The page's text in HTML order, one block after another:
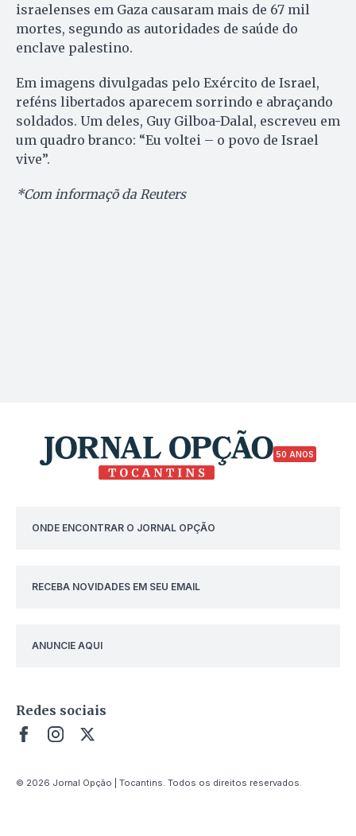
israelenses em Gaza causaram mais de 67 mil
mortes, segundo as autoridades de saúde do
enclave palestino.
Em imagens divulgadas pelo Exército de Israel,
reféns libertados aparecem sorrindo e abraçando
soldados. Um deles, Guy Gilboa-Dalal, escreveu em
um quadro branco: “Eu voltei – o povo de Israel
vive”.
*Com informaçõ da Reuters
50 ANOS
ONDE ENCONTRAR O JORNAL OPÇÃO
RECEBA NOVIDADES EM SEU EMAIL
ANUNCIE AQUI
Redes sociais
© 2026 Jornal Opção | Tocantins. Todos os direitos reservados.